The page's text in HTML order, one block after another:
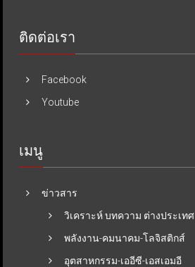
ติดต่อเรา
Facebook
Youtube
เมนู
ข่าวสาร
วิเคราะห์ บทความ ต่างประเทศ
พลังงาน-คมนาคม-โลจิสติกส์
อุตสาหกรรม-เออีซี-เอสเอมอี